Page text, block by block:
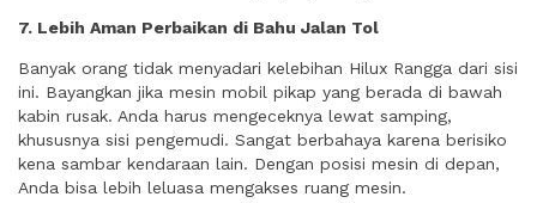
7. Lebih Aman Perbaikan di Bahu Jalan Tol
Banyak orang tidak menyadari kelebihan Hilux Rangga dari sisi
ini. Bayangkan jika mesin mobil pikap yang berada di bawah
kabin rusak. Anda harus mengeceknya lewat samping,
khususnya sisi pengemudi. Sangat berbahaya karena berisiko
kena sambar kendaraan lain. Dengan posisi mesin di depan,
Anda bisa lebih leluasa mengakses ruang mesin.